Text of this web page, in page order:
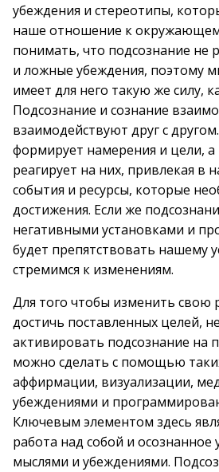
убеждения и стереотипы,
наше отношение к
понимать, что подсознание не
и ложные убеждения, поэтому
имеет для него такую же силу,
Подсознание и сознание
взаимодействуют друг с
формирует намерения и цели, а
реагирует на них, привлекая в
события и ресурсы, которые
достижения. Если же
негативными установками и
будет препятствовать нашему
стремимся к изменениям.
Для того чтобы изменить свою
достичь поставленных целей,
активировать подсознание на
можно сделать с помощью
аффирмации, визуализации,
убеждениями и
Ключевым элементом здесь
работа над собой и
мыслями и убеждениями.